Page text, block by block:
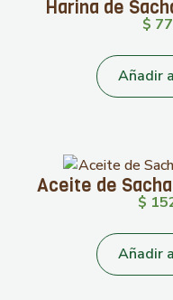
Harina de
$
Añadir
Aceite de
$
Añadir